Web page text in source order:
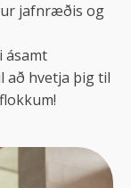
jafnræðis og
ásamt
að hvetja þig til